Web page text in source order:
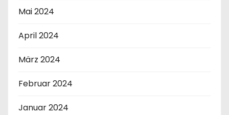
Mai 2024
April 2024
März 2024
Februar 2024
Januar 2024